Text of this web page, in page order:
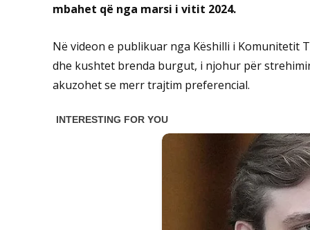
mbahet që nga marsi i vitit 2024.
Në videon e publikuar nga Këshilli i
dhe kushtet brenda burgut, i njohur për
akuzohet se merr trajtim preferencial.